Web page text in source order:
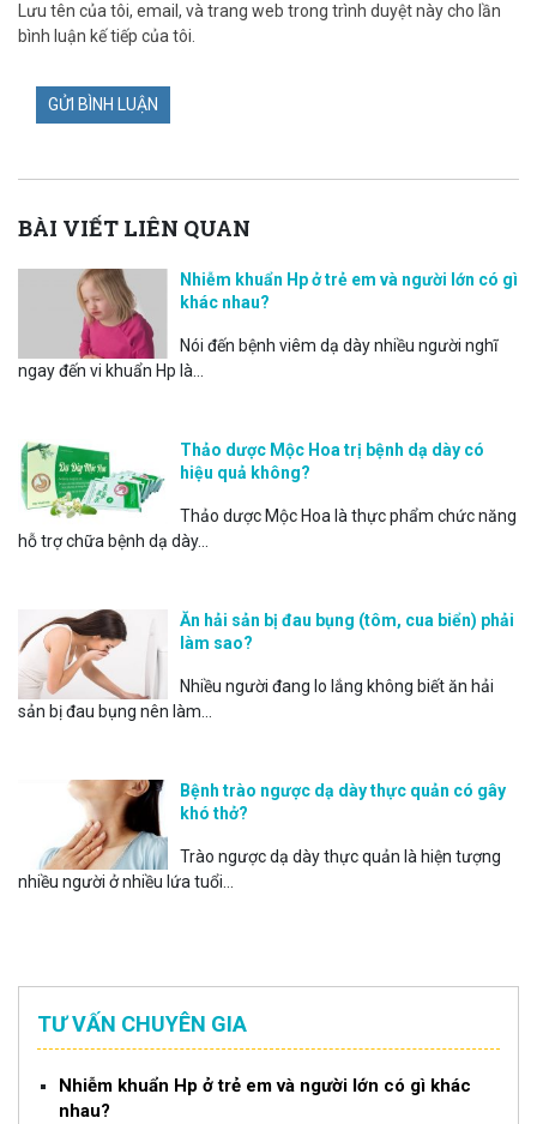
Lưu tên của tôi, email, và trang web trong trình duyệt này cho lần
bình luận kế tiếp của tôi.
BÀI VIẾT LIÊN QUAN
Nhiễm khuẩn Hp ở trẻ em và người lớn có gì
khác nhau?
Nói đến bệnh viêm dạ dày nhiều người nghĩ
ngay đến vi khuẩn Hp là...
Thảo dược Mộc Hoa trị bệnh dạ dày có
hiệu quả không?
Thảo dược Mộc Hoa là thực phẩm chức năng
hỗ trợ chữa bệnh dạ dày...
Ăn hải sản bị đau bụng (tôm, cua biển) phải
làm sao?
Nhiều người đang lo lắng không biết ăn hải
sản bị đau bụng nên làm...
Bệnh trào ngược dạ dày thực quản có gây
khó thở?
Trào ngược dạ dày thực quản là hiện tượng
nhiều người ở nhiều lứa tuổi...
TƯ VẤN CHUYÊN GIA
Nhiễm khuẩn Hp ở trẻ em và người lớn có gì khác
nhau?